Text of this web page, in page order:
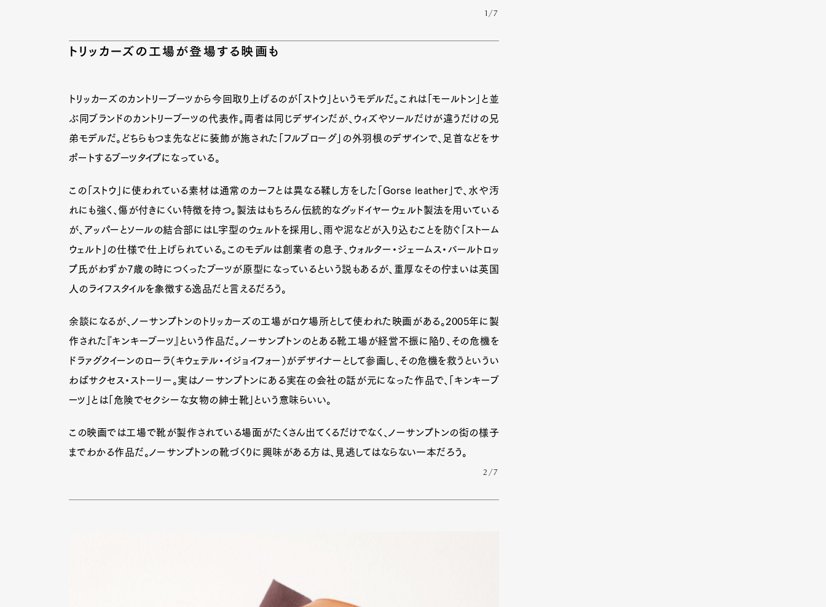
1/7
トリッカーズの工場が登場する映画も
トリッカーズのカントリーブーツから今回取り上げるのが「ストウ」というモデルだ。これは「モールトン」と並
ぶ同ブランドのカントリーブーツの代表作。両者は同じデザインだが、ウィズやソールだけが違うだけの兄
弟モデルだ。どちらもつま先などに装飾が施された「フルブローグ」の外羽根のデザインで、足首などをサ
ポートするブーツタイプになっている。
この「ストウ」に使われている素材は通常のカーフとは異なる鞣し方をした「Gorse leather」で、水や汚
れにも強く、傷が付きにくい特徴を持つ。製法はもちろん伝統的なグッドイヤーウェルト製法を用いている
が、アッパーとソールの結合部にはL字型のウェルトを採用し、雨や泥などが入り込むことを防ぐ「ストーム
ウェルト」の仕様で仕上げられている。このモデルは創業者の息子、ウォルター・ジェームス・バールトロッ
プ氏がわずか7歳の時につくったブーツが原型になっているという説もあるが、重厚なその佇まいは英国
人のライフスタイルを象徴する逸品だと言えるだろう。
余談になるが、ノーサンプトンのトリッカーズの工場がロケ場所として使われた映画がある。2005年に製
作された『キンキーブーツ』という作品だ。ノーサンプトンのとある靴工場が経営不振に陥り、その危機を
ドラァグクイーンのローラ（キウェテル・イジョイフォー）がデザイナーとして参画し、その危機を救うというい
わばサクセス・ストーリー。実はノーサンプトンにある実在の会社の話が元になった作品で、「キンキーブ
ーツ」とは「危険でセクシーな女物の紳士靴」という意味らいい。
この映画では工場で靴が製作されている場面がたくさん出てくるだけでなく、ノーサンプトンの街の様子
までわかる作品だ。ノーサンプトンの靴づくりに興味がある方は、見逃してはならない一本だろう。
2/7